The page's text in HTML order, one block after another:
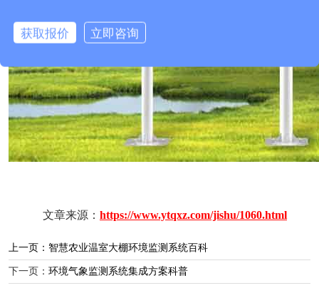
文章来源： https://www.ytqxz.com/jishu/1060.html
上一页： 智慧农业温室大棚环境监测系统百科
下一页： 环境气象监测系统集成方案科普
获取报价 立即咨询